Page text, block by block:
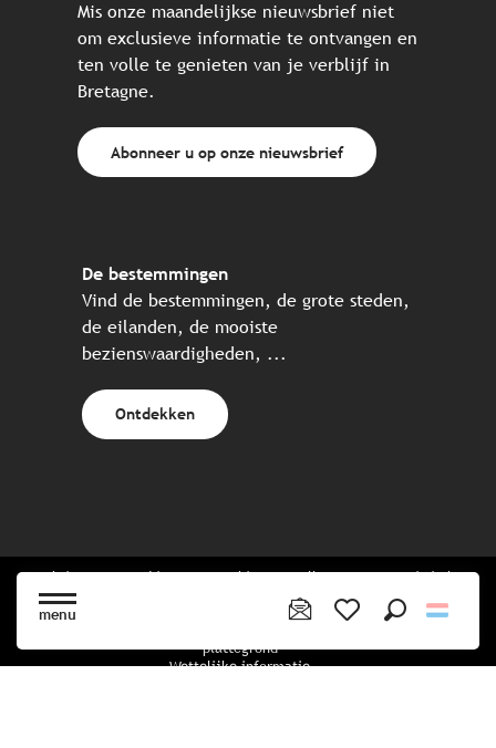
menu
Mis onze maandelijkse nieuwsbrief niet
om exclusieve informatie te ontvangen en
ten volle te genieten van je verblijf in
Bretagne.
Abonneer u op onze nieuwsbrief
De bestemmingen
Vind de bestemmingen, de grote steden,
de eilanden, de mooiste
bezienswaardigheden, ...
Ontdekken
Website gecreëerd in samenwerking met alle Bretonse toeristische
plattegrond
Wettelijke informatie